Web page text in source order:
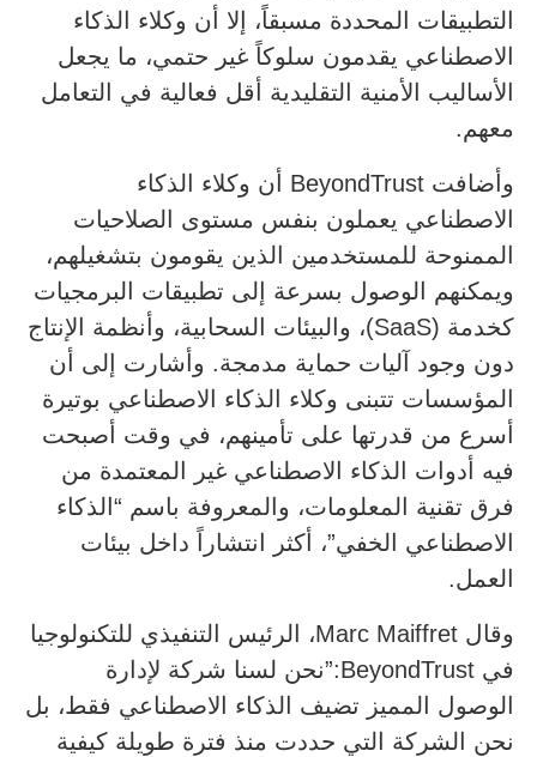
التطبيقات المحددة مسبقاً، إلا أن وكلاء الذكاء
الاصطناعي يقدمون سلوكاً غير حتمي، ما يجعل
الأساليب الأمنية التقليدية أقل فعالية في التعامل
معهم.
وأضافت BeyondTrust أن وكلاء الذكاء
الاصطناعي يعملون بنفس مستوى الصلاحيات
الممنوحة للمستخدمين الذين يقومون بتشغيلهم،
ويمكنهم الوصول بسرعة إلى تطبيقات البرمجيات
كخدمة (SaaS)، والبيئات السحابية، وأنظمة الإنتاج
دون وجود آليات حماية مدمجة. وأشارت إلى أن
المؤسسات تتبنى وكلاء الذكاء الاصطناعي بوتيرة
أسرع من قدرتها على تأمينهم، في وقت أصبحت
فيه أدوات الذكاء الاصطناعي غير المعتمدة من
فرق تقنية المعلومات، والمعروفة باسم “الذكاء
الاصطناعي الخفي”، أكثر انتشاراً داخل بيئات
العمل.
وقال Marc Maiffret، الرئيس التنفيذي للتكنولوجيا
في BeyondTrust:”نحن لسنا شركة لإدارة
الوصول المميز تضيف الذكاء الاصطناعي فقط، بل
نحن الشركة التي حددت منذ فترة طويلة كيفية